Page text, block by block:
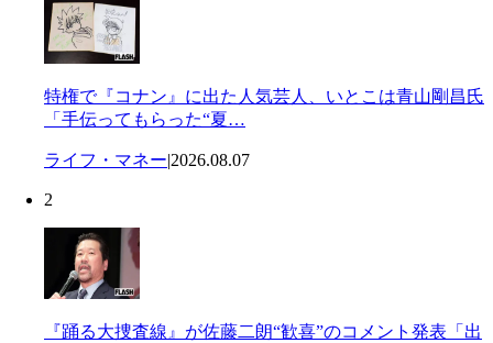
特権で『コナン』に出た人気芸人、いとこは青山剛昌氏
「手伝ってもらった“夏…
ライフ・マネー|2026.08.07
2
『踊る大捜査線』が佐藤二朗“歓喜”のコメント発表「出